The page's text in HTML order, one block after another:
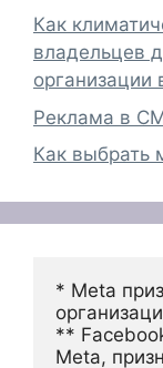
Как
владельцев
организации
Реклама в
Как выбрать
* Meta
**
Meta,